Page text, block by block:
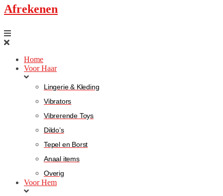
Afrekenen
Home
Voor Haar
Lingerie & Kleding
Vibrators
Vibrerende Toys
Dildo’s
Tepel en Borst
Anaal items
Overig
Voor Hem